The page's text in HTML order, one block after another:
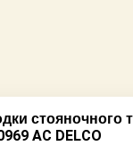
стояночного
AC DELCO